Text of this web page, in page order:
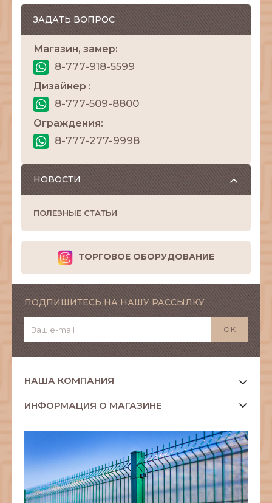
ЗАДАТЬ ВОПРОС
Магазин, замер:
8-777-918-5599
Дизайнер :
8-777-509-8800
Ограждения:
8-777-277-9998
НОВОСТИ
ПОЛЕЗНЫЕ СТАТЬИ
ТОРГОВОЕ ОБОРУДОВАНИЕ
ПОДПИШИТЕСЬ НА НАШУ РАССЫЛКУ
НАША КОМПАНИЯ
ИНФОРМАЦИЯ О МАГАЗИНЕ